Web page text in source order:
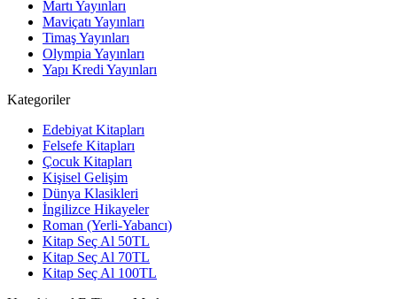
Martı Yayınları
Maviçatı Yayınları
Timaş Yayınları
Olympia Yayınları
Yapı Kredi Yayınları
Kategoriler
Edebiyat Kitapları
Felsefe Kitapları
Çocuk Kitapları
Kişisel Gelişim
Dünya Klasikleri
İngilizce Hikayeler
Roman (Yerli-Yabancı)
Kitap Seç Al 50TL
Kitap Seç Al 70TL
Kitap Seç Al 100TL